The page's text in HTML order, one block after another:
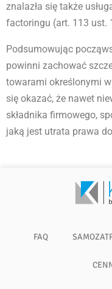
znalazła się także
factoringu (art. 113 ust.
Podsumowując
powinni zachować
towarami określonymi
się okazać, że nawet
składnika firmowego,
jaką jest utrata prawa
FAQ